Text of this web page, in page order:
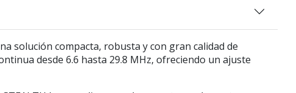
solución compacta, robusta y con gran calidad de
desde 6.6 hasta 29.8 MHz, ofreciendo un ajuste